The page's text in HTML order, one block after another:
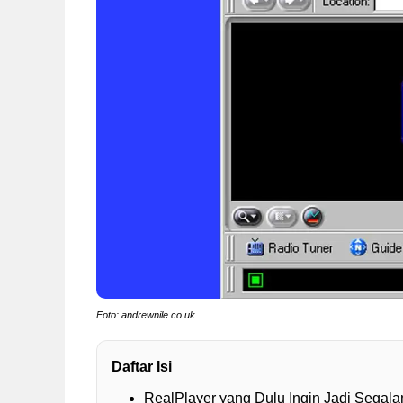
Foto: andrewnile.co.uk
Daftar Isi
RealPlayer yang Dulu Ingin Jadi